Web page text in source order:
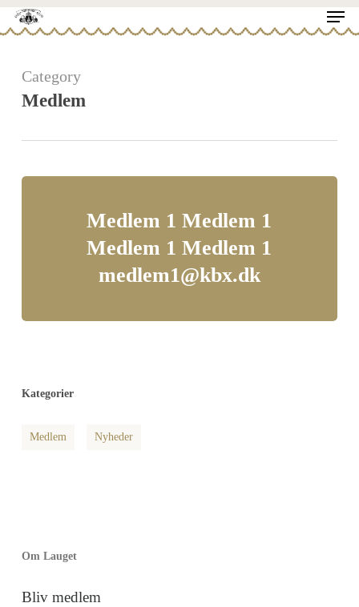
Skip
to
main
content
Menu
Category
Medlem
Medlem 1 Medlem 1
Medlem 1 Medlem 1
medlem1@kbx.dk
Kategorier
Medlem Nyheder
Om Lauget
Bliv medlem